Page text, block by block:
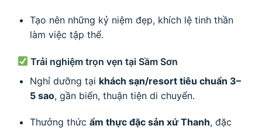
Tạo nên những kỷ niệm đẹp, khích lệ tinh thần
làm việc tập thể.
Trải nghiệm trọn vẹn tại Sầm Sơn
Nghỉ dưỡng tại khách sạn/resort tiêu chuẩn 3–
5 sao, gần biển, thuận tiện di chuyển.
Thưởng thức ẩm thực đặc sản xứ Thanh, đặc